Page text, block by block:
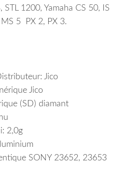
STL 1200, Yamaha CS 50, IS
5 PX 2, PX 3.
Jico
Jico
(SD) diamant
2,0g
SONY 23652, 23653